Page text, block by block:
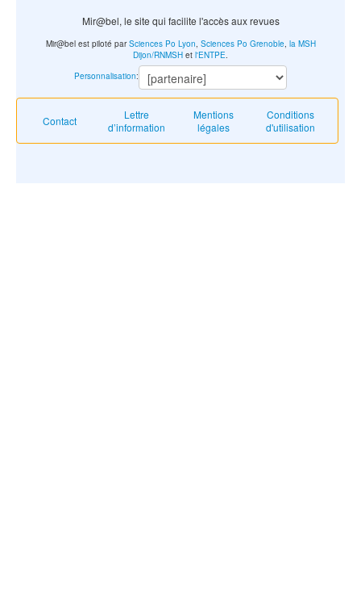
Mir@bel, le site qui facilite l'accès aux revues
Contact
Lettre
d’information
Mentions
légales
Conditions
d'utilisation
Mir@bel est piloté parSciences Po Lyon Sciences Po Grenoble, la MSH
Dijon/RNMSH et l'ENTPE
Personnalisation: